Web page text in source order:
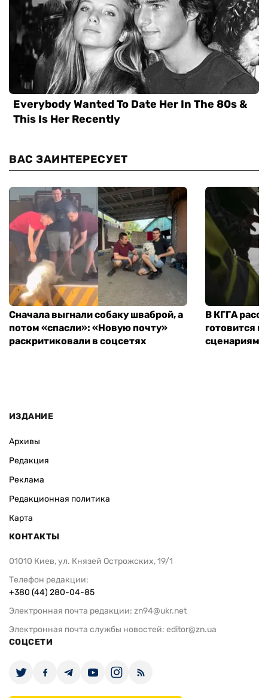
ВАС ЗАИНТЕРЕСУЕТ
Сначала выгнали собаку шваброй, а
потом «спасли»: «Новую почту»
раскритиковали в соцсетях
В КГГА
готовится
сценариям
ИЗДАНИЕ
Архивы
Редакция
Реклама
Редакционная политика
Карта
КОНТАКТЫ
01010 Киев, ул. Князей Острожских, 19/1
Телефон редакции:
+380 (44) 280-04-85
Электронная почта редакции: zn94@ukr.net
Электронная почта службы новостей: editor@zn.ua
СОЦСЕТИ